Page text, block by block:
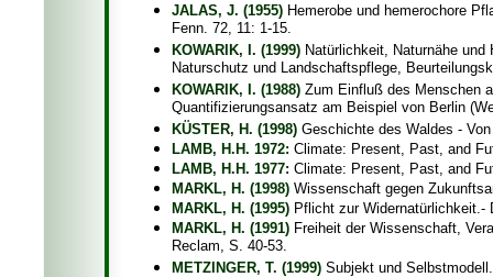
JALAS, J. (1955) Hemerobe und hemerochore
Fenn. 72, 11: 1-15.
KOWARIK, I. (1999) Natürlichkeit, Naturnähe
Naturschutz und Landschaftspflege,
KOWARIK, I. (1988) Zum Einfluß des Menschen
Quantifizierungsansatz am Beispiel von Berlin
KÜSTER, H. (1998) Geschichte des Waldes -
LAMB, H.H. 1972: Climate: Present, Past, and
LAMB, H.H. 1977: Climate: Present, Past, and
MARKL, H. (1998) Wissenschaft gegen
MARKL, H. (1995) Pflicht zur Widernatürlichkeit.-
MARKL, H. (1991) Freiheit der Wissenschaft,
Reclam, S. 40-53.
METZINGER, T. (1999) Subjekt und